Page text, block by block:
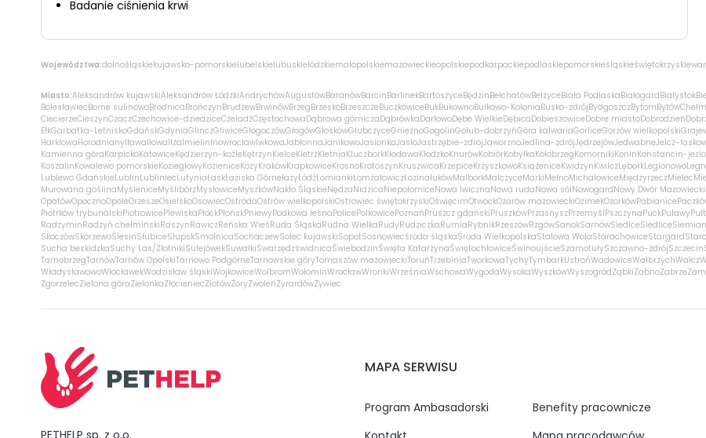
Badanie ciśnienia krwi
Województwa:dolnośląskiekujawsko-pomorskielubelskielubuskiełódzkiemałopolskiemazowieckieopolskiepodkarpackiepodlaskiepomorskieśląskieświętokrzyskie
Miasto:Aleksandrów kujawskiAleksandrów ŁódzkiAndrychówAugustówBaranówBarcinBarlinekBartoszyceBędzinBełchatówBełżyceBiała PodlaskaBiałogardBiałystok
BolesławiecBorne sulinowoBrodnicaBrończynBrudzewBrwinówBrzegBrzeskoBrzeszczeBuczkowiceBukBukownoBulkowo-KoloniaBusko-zdrójBydgoszczBytomBytówChełm
CiecierzeCieszynCzaczCzechowice-dziedziceCzeladźCzęstochowaDąbrowa górniczaDąbrówkaDarłowoDębe WielkieDębicaDobieszowiceDobre miastoDobrodzień
EłkGarbatka-LetniskoGdańskGdyniaGlinczGliwiceGłogoczówGłogówGłoskówGłubczyceGnieznoGogolinGolub-dobrzyńGóra kalwariaGorliceGorzów wielkopolski
HarklowaHorodnianyIławaIłowaIłżaImielinInowrocławIwkowaJabłonnaJanikowoJasionkaJasłoJastrzębie-zdrójJaworznoJedlina-zdrójJędrzejówJedwabneJelcz-
Kamienna góraKarpickoKatowiceKędzierzyn-koźleKętrzynKielceKietrzKletniaKluczborkKłodawaKłodzkoKnurówKobiórKobyłkaKołobrzegKomornikiKoninKonstancin-
KoszalinKowalewo pomorskieKoziegłowyKozieniceKozyKrakówKrapkowiceKrosnoKrotoszynKruszwicaKrzepiceKrzyszkowoKsiążeniceKwidzynKwilczLęborkLegionowo
Lublewo GdańskieLublinLubliniecLutyniaŁaskŁaziska GórnełazyŁódźŁomiankiŁomżałowiczŁozinałukówMalborkMalczyceMarkiMełnoMichałowiceMiędzyrzeczMielec
Murowana goślinaMyśleniceMyślibórzMysłowiceMyszkówNakło ŚląskieNędzaNidzicaNiepołomiceNowa IwicznaNowa rudaNowa sólNowogardNowy Dwór Mazowiecki
OpatówOpocznoOpoleOrzeszeOsielskoOsowiecOstródaOstrów wielkopolskiOstrowiec świętokrzyskiOświęcimOtwockOżarów mazowieckiOzimekOzorkówPabianice
Piotrków trybunalskiPiotrowicePlewiskaPłockPłońskPniewyPodkowa leśnaPolicePolkowicePoznańPruszcz gdańskiPruszkówPrzasnyszPrzemyślPszczynaPuckPuławy
RadzyminRadzyń chełmińskiRaszynRawiczReńska WieśRuda ŚląskaRudna WielkaRudyRudziczkaRumiaRybnikRzeszówRzgówSanokSarnówSiedlceSiedlice
SkoczówSkórzewoŚlesinSłubiceSłupskSmolnicaSochaczewSolec kujawskiSopotSosnowiecśroda śląskaŚroda WielkopolskaStalowa WolaStarachowiceStargard
Sucha beskidzkaSuchy Las/ZłotnikiSulejówekSuwałkiSwarzędzświdnicaŚwiebodzinŚwięta KatarzynaŚwiętochłowiceŚwinoujścieSzamotułySzczawno-zdrójSzczecin
TarnobrzegTarnówTarnów OpolskiTarnowo PodgórneTarnowskie góryTomaszów mazowieckiToruńTrzebiniaTworkowaTychyTymbarkUstrońWadowiceWałbrzychWałcz
WładysławowoWłocławekWodzisław śląskiWojkowiceWolbromWołominWrocławWronkiWrześniaWschowaWygodaWysokaWyszkówWyszogródZąbkiŻabnoZabrze
ZgorzelecZielona góraZielonkaZłocieniecZłotówŻoryZwoleńŻyrardówŻywiec
PETHELP sp. z o.o.
MAPA SERWISU
Program Ambasadorski
Benefity pracownicze